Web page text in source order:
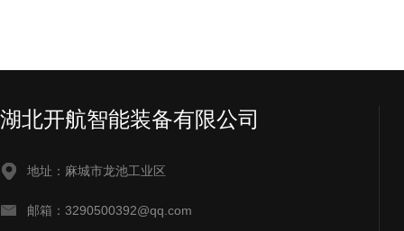
湖北开航智能装备有限公司
地址：麻城市龙池工业区
邮箱：3290500392@qq.com